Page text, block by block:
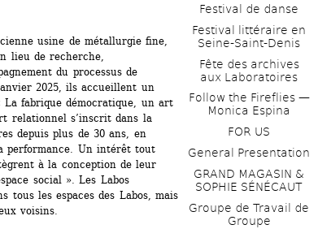
usine de métallurgie fine,
lieu de recherche,
du processus de
2025, ils accueillent un
fabrique démocratique, un art
relationnel s’inscrit dans la
depuis plus de 30 ans, en
performance. Un intérêt tout
à la conception de leur
social ». Les Labos
tous les espaces des Labos, mais
voisins.
Festival de danse
Festival littéraire en
Seine-Saint-Denis
Fête des archives
aux Laboratoires
Follow the Fireflies —
Monica Espina
FOR US
General Presentation
GRAND MAGASIN &
SOPHIE SÉNÉCAUT
Groupe de Travail de
Groupe